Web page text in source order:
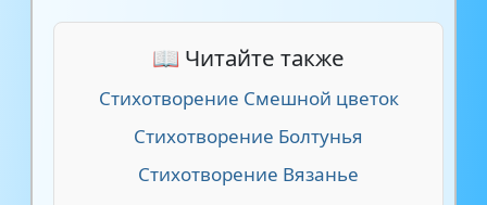
📖 Читайте также
Стихотворение Смешной цветок
Стихотворение Болтунья
Стихотворение Вязанье